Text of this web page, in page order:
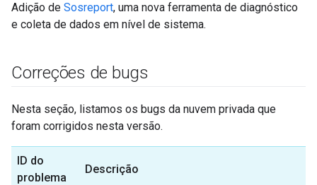
Adição de Sosreport, uma nova ferramenta de diagnóstico
e coleta de dados em nível de sistema.
Correções de bugs
Nesta seção, listamos os bugs da nuvem privada que
foram corrigidos nesta versão.
ID do
problema
Descrição